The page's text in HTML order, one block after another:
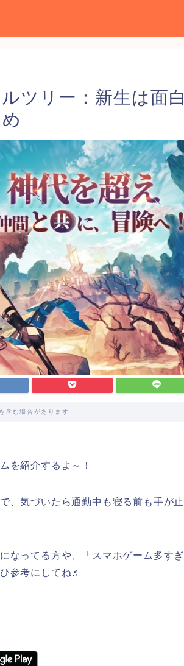
ツリー：新生は面白
含む場合があります
を紹介するよ～！
、気づいたら通勤中も寝る前も手が止
なってる方や、「スマホゲーム多すぎ
参考にしてね♬